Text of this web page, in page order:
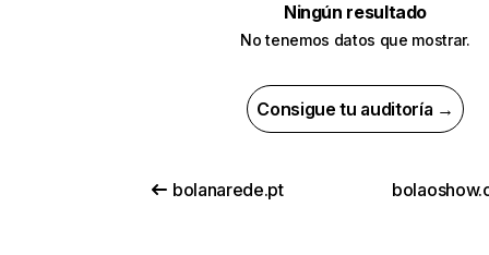
Ningún resultado
No tenemos datos que mostrar.
Consigue tu auditoría →
bolanarede.pt